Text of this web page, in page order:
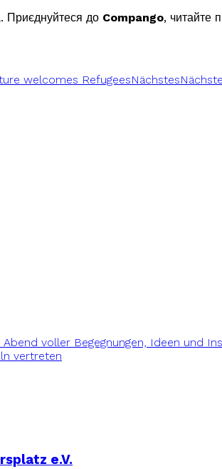
Приєднуйтеся до Compango, читайте
welcomes RefugeesNächstes
voller Begegnungen, Ideen und
vertreten
e.V.